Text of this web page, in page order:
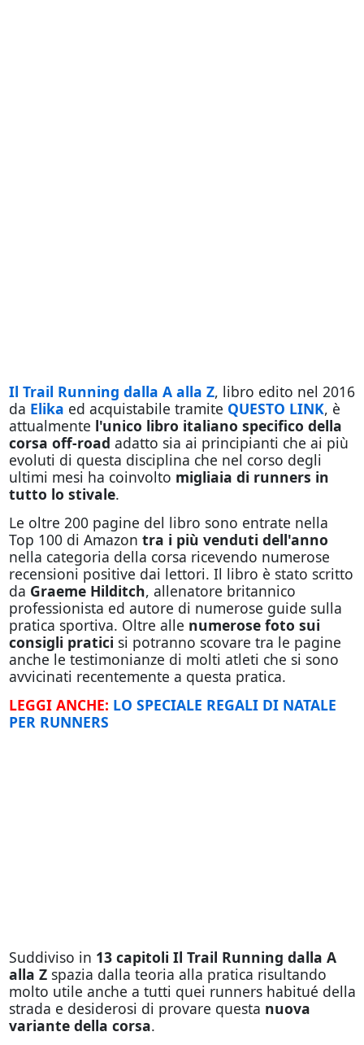
Il Trail Running dalla A alla Z, libro edito nel 2016
da Elika ed acquistabile tramite QUESTO LINK, è
attualmente l'unico libro italiano specifico della
corsa off-road adatto sia ai principianti che ai più
evoluti di questa disciplina che nel corso degli
ultimi mesi ha coinvolto migliaia di runners in
tutto lo stivale.
Le oltre 200 pagine del libro sono entrate nella
Top 100 di Amazon tra i più venduti dell'anno
nella categoria della corsa ricevendo numerose
recensioni positive dai lettori. Il libro è stato scritto
da Graeme Hilditch, allenatore britannico
professionista ed autore di numerose guide sulla
pratica sportiva. Oltre alle numerose foto sui
consigli pratici si potranno scovare tra le pagine
anche le testimonianze di molti atleti che si sono
avvicinati recentemente a questa pratica.
LEGGI ANCHE: LO SPECIALE REGALI DI NATALE
PER RUNNERS
Suddiviso in 13 capitoli Il Trail Running dalla A
alla Zspazia dalla teoria alla pratica risultando
molto utile anche a tutti quei runners habitué della
strada e desiderosi di provare questa nuova
variante della corsa.